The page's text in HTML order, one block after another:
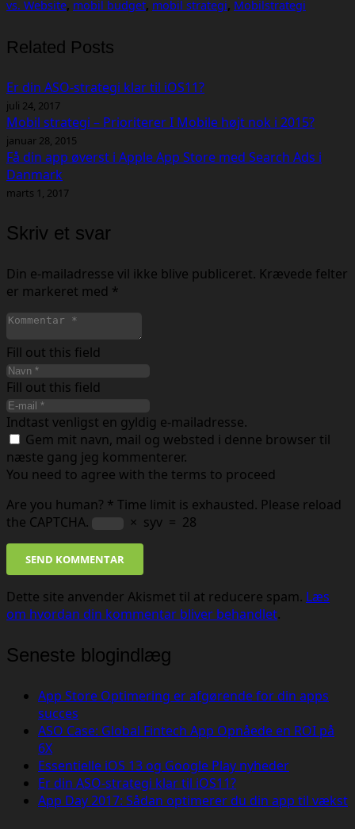
vs. Website, mobil budget, mobil strategi, Mobilstrategi
Related Posts
Er din ASO-strategi klar til iOS11?
juli 24, 2017
Mobil strategi – Prioriterer I Mobile højt nok i 2015?
januar 28, 2015
Få din app øverst i Apple App Store med Search Ads i
Danmark
marts 1, 2017
Skriv et svar
Din e-mailadresse vil ikke blive publiceret. Krævede felter
er markeret med *
Fill out this field
Fill out this field
Indtast venligst en gyldig e-mailadresse.
Gem mit navn, mail og websted i denne browser til
næste gang jeg kommenterer.
You need to agree with the terms to proceed
Are you human? * Time limit is exhausted. Please reload
the CAPTCHA.
× syv = 28
SEND KOMMENTAR
Dette site anvender Akismet til at reducere spam. Læs
om hvordan din kommentar bliver behandlet.
Seneste blogindlæg
App Store Optimering er afgørende for din apps
succes
ASO Case: Global Fintech App Opnåede en ROI på
6X
Essentielle iOS 13 og Google Play nyheder
Er din ASO-strategi klar til iOS11?
App Day 2017: Sådan optimerer du din app til vækst